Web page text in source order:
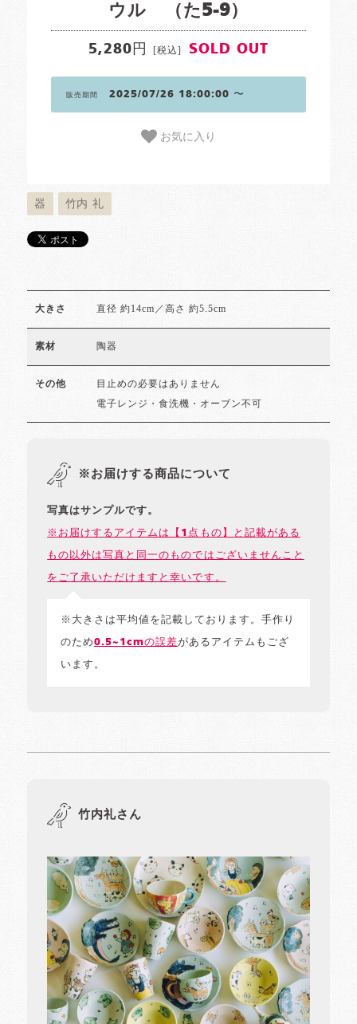
ウル （た5-9）
5,280円 [税込] SOLD OUT
販売期間 2025/07/26 18:00:00 〜
お気に入り
器 竹内 礼
大きさ 直径 約14cm／高さ 約5.5cm
素材 陶器
その他 目止めの必要はありません
電子レンジ・食洗機・オーブン不可
※お届けする商品について
写真はサンプルです。
※お届けするアイテムは【1点もの】と記載がある
もの以外は写真と同一のものではございませんこと
をご了承いただけますと幸いです。
※大きさは平均値を記載しております。手作り
のため0.5~1cmの誤差があるアイテムもござ
います。
竹内礼さん